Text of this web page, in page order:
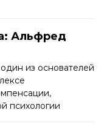
Альфред
из основателей
психологии